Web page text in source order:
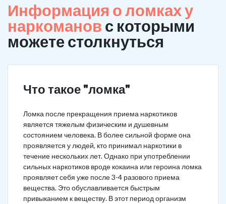
Информация о ломках у
наркоманов с которыми
можете столкнуться
Что такое "ломка"
Ломка после прекращения приема наркотиков
является тяжелым физическим и душевным
состоянием человека. В более сильной форме она
проявляется у людей, кто принимал наркотики в
течение нескольких лет. Однако при употреблении
сильных наркотиков вроде кокаина или героина ломка
проявляет себя уже после 3-4 разового приема
вещества. Это обуславливается быстрым
привыканием к веществу. В этот период организм